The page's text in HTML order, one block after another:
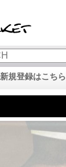
新規登録はこちら